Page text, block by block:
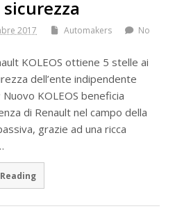
2017 Automakers
No
KOLEOS ottiene 5 stelle ai
dell’ente indipendente
Nuovo KOLEOS beneficia
di Renault nel campo della
grazie ad una ricca